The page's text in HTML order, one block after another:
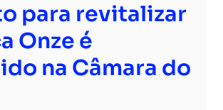
para revitalizar
Onze é
na Câmara do